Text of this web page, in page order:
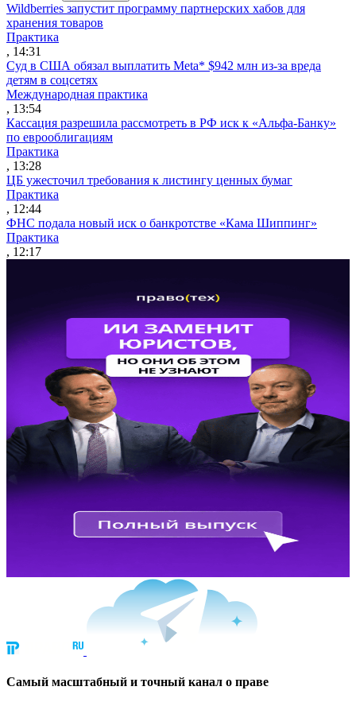
Wildberries запустит программу партнерских хабов для
хранения товаров
Практика
, 14:31
Суд в США обязал выплатить Meta* $942 млн из-за вреда
детям в соцсетях
Международная практика
, 13:54
Кассация разрешила рассмотреть в РФ иск к «Альфа-Банку»
по еврооблигациям
Практика
, 13:28
ЦБ ужесточил требования к листингу ценных бумаг
Практика
, 12:44
ФНС подала новый иск о банкротстве «Кама Шиппинг»
Практика
, 12:17
Cамый масштабный и точный канал о праве